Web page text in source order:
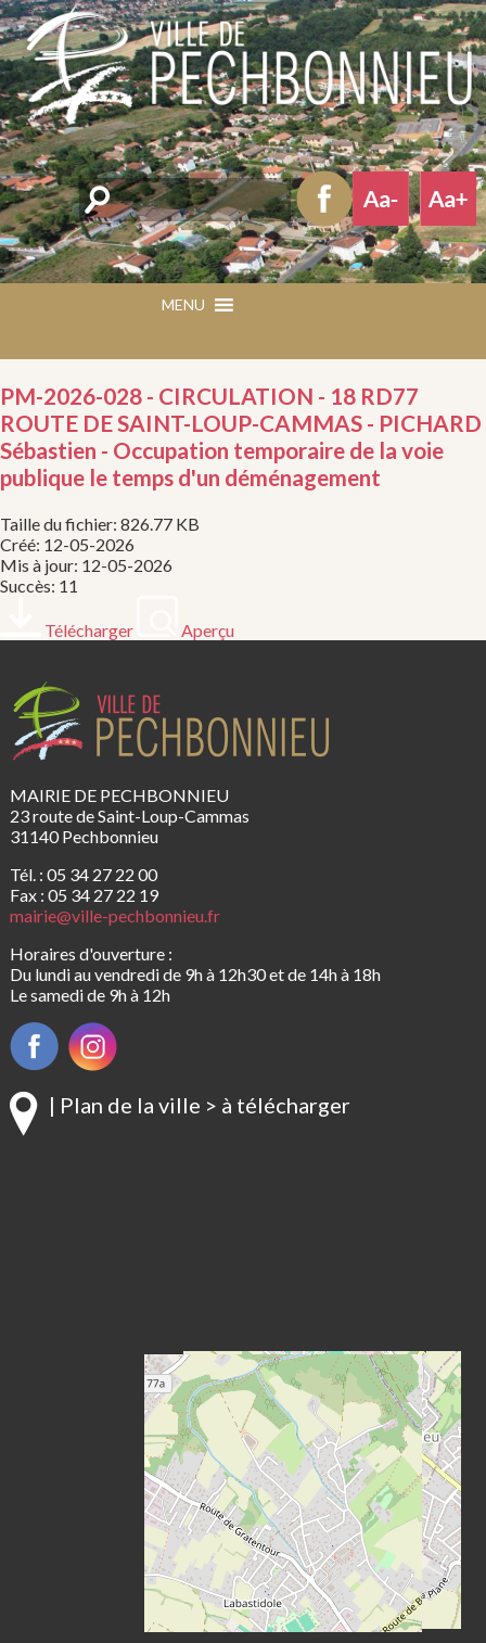
Rechercher
PM-2026-028 - CIRCULATION - 18 RD77
ROUTE DE SAINT-LOUP-CAMMAS - PICHARD
Sébastien - Occupation temporaire de la voie
publique le temps d'un déménagement
Taille du fichier: 826.77 KB
Créé: 12-05-2026
Mis à jour: 12-05-2026
Succès: 11
Télécharger Aperçu
MAIRIE DE PECHBONNIEU
23 route de Saint-Loup-Cammas
31140 Pechbonnieu
Tél. : 05 34 27 22 00
Fax : 05 34 27 22 19
mairie@ville-pechbonnieu.fr
Horaires d'ouverture :
Du lundi au vendredi de 9h à 12h30 et de 14h à 18h
Le samedi de 9h à 12h
| Plan de la ville > à télécharger